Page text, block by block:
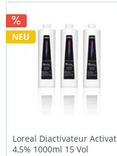
NEU
Loreal Diactivateur Activat
4,5% 1000ml 15 Vol